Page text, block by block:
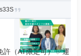
（AT限定可） ✅運